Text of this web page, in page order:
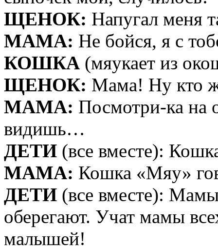
ЩЕНОК: Напугал меня
МАМА: Не бойся, я с
КОШКА (мяукает из
ЩЕНОК: Мама! Ну кто
МАМА: Посмотри-ка на
видишь…
ДЕТИ (все вместе):
МАМА: Кошка «Мяу»
ДЕТИ (все вместе):
оберегают. Учат мамы
малышей!